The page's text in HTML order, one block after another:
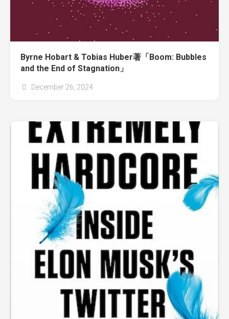
Byrne Hobart & Tobias Huber著「Boom: Bubbles
and the End of Stagnation」
December 26, 2024